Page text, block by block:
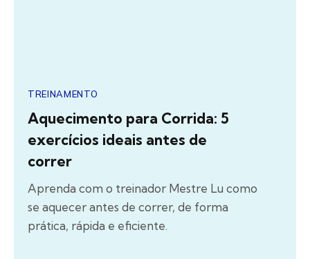
TREINAMENTO
Aquecimento para Corrida: 5
exercícios ideais antes de
correr
Aprenda com o treinador Mestre Lu como
se aquecer antes de correr, de forma
prática, rápida e eficiente.